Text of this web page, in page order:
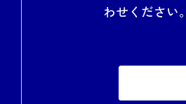
わせください。